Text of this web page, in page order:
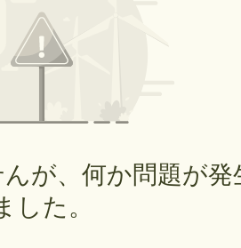
が、何か問題が発
した。